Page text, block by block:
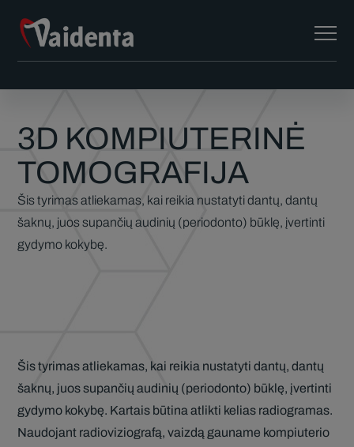
3D KOMPIUTERINĖ
TOMOGRAFIJA
Šis tyrimas atliekamas, kai reikia nustatyti dantų, dantų
šaknų, juos supančių audinių (periodonto) būklę, įvertinti
gydymo kokybę.
Šis tyrimas atliekamas, kai reikia nustatyti dantų, dantų
šaknų, juos supančių audinių (periodonto) būklę, įvertinti
gydymo kokybę. Kartais būtina atlikti kelias radiogramas.
Naudojant radioviziografą, vaizdą gauname kompiuterio